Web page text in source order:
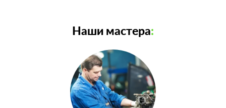
Наши мастера: